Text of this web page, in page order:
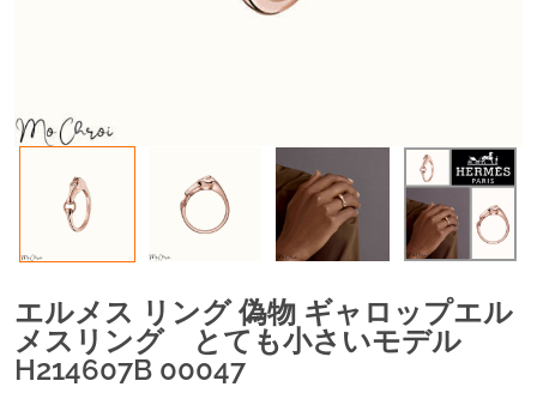
エルメス リング 偽物 ギャロップエル
メスリング とても小さいモデル
H214607B 00047